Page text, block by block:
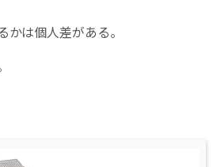
は個人差がある。